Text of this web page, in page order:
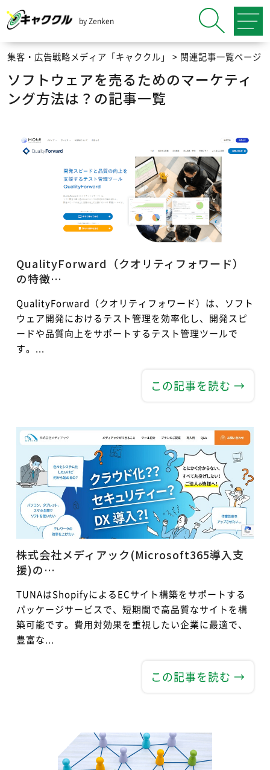
by Zenken
集客・広告戦略メディア「キャククル」 > 関連記事一覧ページ
ソフトウェアを売るためのマーケティ
ング方法は？の記事一覧
QualityForward（クオリティフォワード）
の特徴…
QualityForward（クオリティフォワード）は、ソフト
ウェア開発におけるテスト管理を効率化し、開発スピ
ードや品質向上をサポートするテスト管理ツールで
す。...
この記事を読む →
株式会社メディアック(Microsoft365導入支
援)の…
TUNAはShopifyによるECサイト構築をサポートする
パッケージサービスで、短期間で高品質なサイトを構
築可能です。費用対効果を重視したい企業に最適で、
豊富な...
この記事を読む →